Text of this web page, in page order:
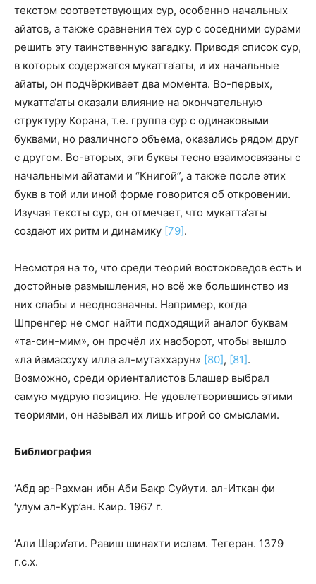
текстом соответствующих сур, особенно начальных
айатов, а также сравнения тех сур с соседними сурами
решить эту таинственную загадку. Приводя список сур,
в которых содержатся мукатта‘аты, и их начальные
айаты, он подчёркивает два момента. Во-первых,
мукатта‘аты оказали влияние на окончательную
структуру Корана, т.е. группа сур с одинаковыми
буквами, но различного объема, оказались рядом друг
с другом. Во-вторых, эти буквы тесно взаимосвязаны с
начальными айатами и “Книгой”, а также после этих
букв в той или иной форме говорится об откровении.
Изучая тексты сур, он отмечает, что мукатта‘аты
создают их ритм и динамику [79].
Несмотря на то, что среди теорий востоковедов есть и
достойные размышления, но всё же большинство из
них слабы и неоднозначны. Например, когда
Шпренгер не смог найти подходящий аналог буквам
«та-син-мим», он прочёл их наоборот, чтобы вышло
«ла йамассуху илла ал-мутаххарун» [80], [81].
Возможно, среди ориенталистов Блашер выбрал
самую мудрую позицию. Не удовлетворившись этими
теориями, он называл их лишь игрой со смыслами.
Библиография
‘Абд ар-Рахман ибн Аби Бакр Суйути. ал-Иткан фи
‘улум ал-Кур’ан. Каир. 1967 г.
‘Али Шари‘ати. Равиш шинахти ислам. Тегеран. 1379
г.с.х.